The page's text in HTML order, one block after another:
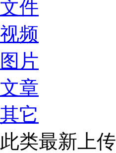
文件
视频
图片
文章
其它
此类最新上传